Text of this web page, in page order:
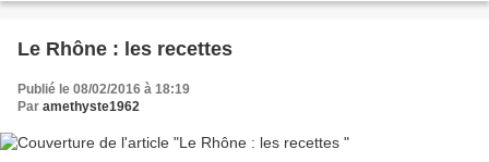
Le Rhône : les recettes
Publié le 08/02/2016 à 18:19
Par amethyste1962